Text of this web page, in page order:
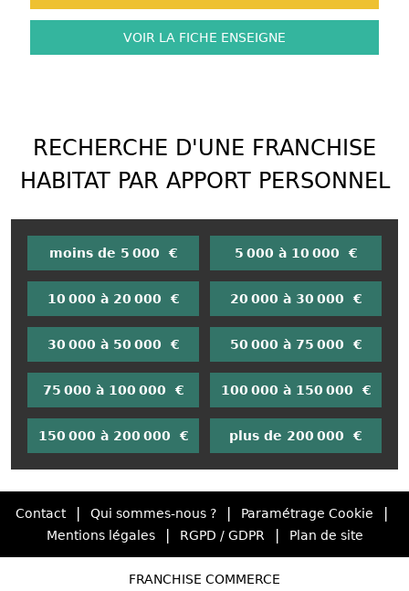
VOIR LA FICHE ENSEIGNE
RECHERCHE D'UNE FRANCHISE
HABITAT PAR APPORT PERSONNEL
moins de 5 000 € 5 000 à 10 000 €
10 000 à 20 000 € 20 000 à 30 000 €
30 000 à 50 000 € 50 000 à 75 000 €
75 000 à 100 000 € 100 000 à 150 000 €
150 000 à 200 000 € plus de 200 000 €
Contact | Qui sommes-nous ? | Paramétrage Cookie |
Mentions légales | RGPD / GDPR | Plan de site
FRANCHISE COMMERCE